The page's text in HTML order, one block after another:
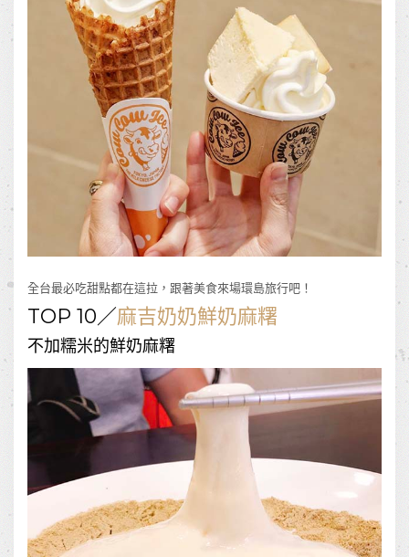
全台最必吃甜點都在這拉，跟著美食來場環島旅行吧！
TOP 10／麻吉奶奶鮮奶麻糬
不加糯米的鮮奶麻糬